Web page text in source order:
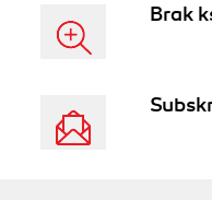
Brak